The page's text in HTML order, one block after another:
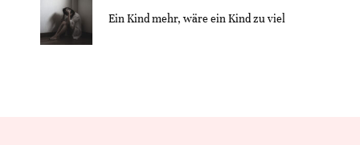
Ein Kind mehr, wäre ein Kind zu viel